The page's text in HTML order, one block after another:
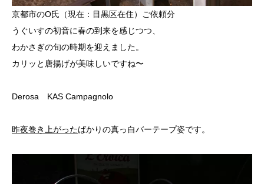
京都市のO氏（現在：目黒区在住）ご依頼分
うぐいすの初音に春の到来を感じつつ、
わかさぎの旬の時期を迎えました。
カリッと唐揚げが美味しいですね〜
Derosa KAS Campagnolo
昨夜巻き上がったばかりの真っ白バーテープ姿です。